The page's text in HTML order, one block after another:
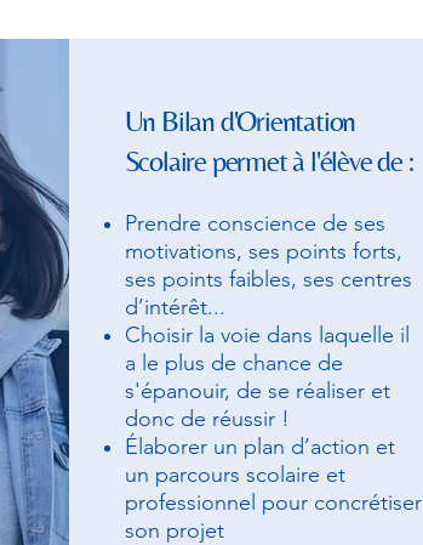
Un Bilan d'Orientation
Scolaire permet à l'élève de :
Prendre conscience de ses
motivations, ses points forts,
ses points faibles, ses centres
d’intérêt...
Choisir la voie dans laquelle il
a le plus de chance de
s'épanouir, de se réaliser et
donc de réussir !
Élaborer un plan d’action et
un parcours scolaire et
professionnel pour concrétiser
son projet